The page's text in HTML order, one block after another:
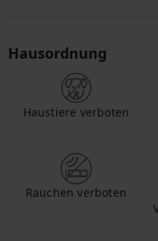
Hausordnung
Haustiere verboten
Rauchen verboten